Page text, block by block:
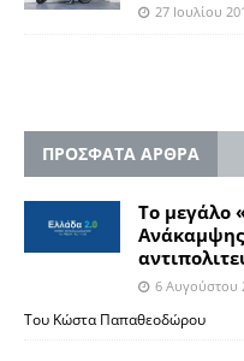
27 Ιουλίου
ΠΡΟΣΦΑΤΑ ΑΡΘΡΑ
Το μεγάλο
6 Αυγούστου
Του Κώστα Παπαθεοδώρου